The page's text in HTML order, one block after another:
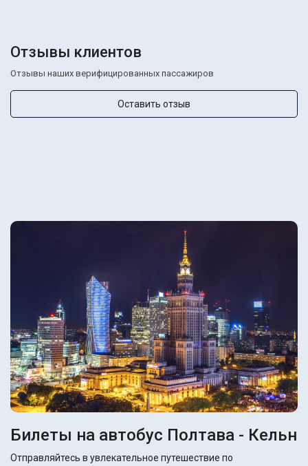
Отзывы клиентов
Отзывы наших верифицированных пассажиров
Оставить отзыв
Билеты на автобус Полтава - Кельн
Отправляйтесь в увлекательное путешествие по